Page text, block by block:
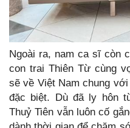
Ngoài ra, nam ca sĩ còn
con trai Thiên Từ cùng
sẽ về Việt Nam chung
đặc biệt. Dù đã ly hôn
Thuỷ Tiên vẫn luôn cố